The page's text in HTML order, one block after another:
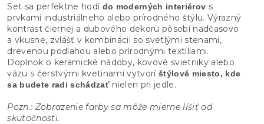
Set sa perfektne hodí do moderných interiérov s
prvkami industriálneho alebo prírodného štýlu. Výrazný
kontrast čiernej a dubového dekoru pôsobí nadčasovo
a vkusne, zvlášť v kombinácii so svetlými stenami,
drevenou podlahou alebo prírodnými textíliami.
Doplnok o keramické nádoby, kovové svietniky alebo
vázu s čerstvými kvetinami vytvoríštýlové miesto, kde
sa budete radi schádzaťnielen pri jedle.
Pozn.: Zobrazenie farby sa môže mierne líšiť od
skutočnosti.